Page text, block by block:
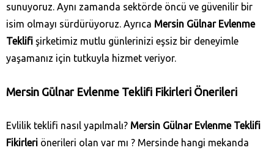
sunuyoruz. Aynı zamanda sektörde öncü ve güvenilir bir
isim olmayı sürdürüyoruz. Ayrıca Mersin Gülnar Evlenme
Teklifi şirketimiz mutlu günlerinizi eşsiz bir deneyimle
yaşamanız için tutkuyla hizmet veriyor.
Mersin Gülnar Evlenme Teklifi Fikirleri Önerileri
Evlilik teklifi nasıl yapılmalı? Mersin Gülnar Evlenme Teklifi
Fikirleri önerileri olan var mı ? Mersinde hangi mekanda